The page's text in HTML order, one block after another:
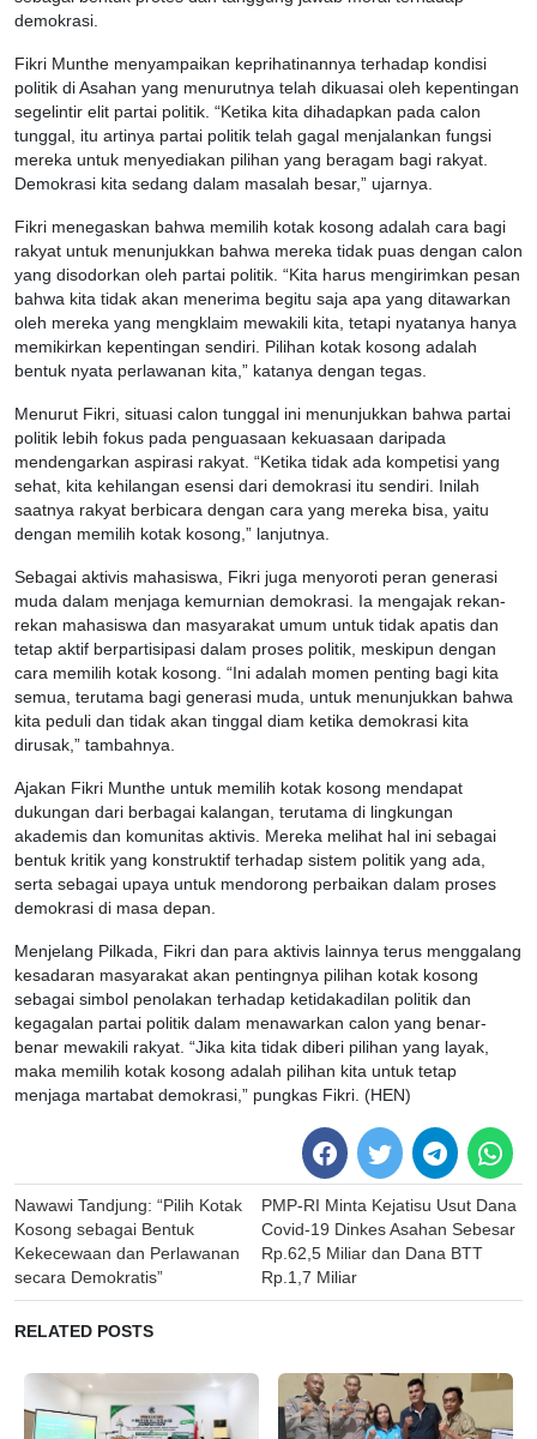
demokrasi.
Fikri Munthe menyampaikan keprihatinannya terhadap kondisi
politik di Asahan yang menurutnya telah dikuasai oleh kepentingan
segelintir elit partai politik. “Ketika kita dihadapkan pada calon
tunggal, itu artinya partai politik telah gagal menjalankan fungsi
mereka untuk menyediakan pilihan yang beragam bagi rakyat.
Demokrasi kita sedang dalam masalah besar,” ujarnya.
Fikri menegaskan bahwa memilih kotak kosong adalah cara bagi
rakyat untuk menunjukkan bahwa mereka tidak puas dengan calon
yang disodorkan oleh partai politik. “Kita harus mengirimkan pesan
bahwa kita tidak akan menerima begitu saja apa yang ditawarkan
oleh mereka yang mengklaim mewakili kita, tetapi nyatanya hanya
memikirkan kepentingan sendiri. Pilihan kotak kosong adalah
bentuk nyata perlawanan kita,” katanya dengan tegas.
Menurut Fikri, situasi calon tunggal ini menunjukkan bahwa partai
politik lebih fokus pada penguasaan kekuasaan daripada
mendengarkan aspirasi rakyat. “Ketika tidak ada kompetisi yang
sehat, kita kehilangan esensi dari demokrasi itu sendiri. Inilah
saatnya rakyat berbicara dengan cara yang mereka bisa, yaitu
dengan memilih kotak kosong,” lanjutnya.
Sebagai aktivis mahasiswa, Fikri juga menyoroti peran generasi
muda dalam menjaga kemurnian demokrasi. Ia mengajak rekan-
rekan mahasiswa dan masyarakat umum untuk tidak apatis dan
tetap aktif berpartisipasi dalam proses politik, meskipun dengan
cara memilih kotak kosong. “Ini adalah momen penting bagi kita
semua, terutama bagi generasi muda, untuk menunjukkan bahwa
kita peduli dan tidak akan tinggal diam ketika demokrasi kita
dirusak,” tambahnya.
Ajakan Fikri Munthe untuk memilih kotak kosong mendapat
dukungan dari berbagai kalangan, terutama di lingkungan
akademis dan komunitas aktivis. Mereka melihat hal ini sebagai
bentuk kritik yang konstruktif terhadap sistem politik yang ada,
serta sebagai upaya untuk mendorong perbaikan dalam proses
demokrasi di masa depan.
Menjelang Pilkada, Fikri dan para aktivis lainnya terus menggalang
kesadaran masyarakat akan pentingnya pilihan kotak kosong
sebagai simbol penolakan terhadap ketidakadilan politik dan
kegagalan partai politik dalam menawarkan calon yang benar-
benar mewakili rakyat. “Jika kita tidak diberi pilihan yang layak,
maka memilih kotak kosong adalah pilihan kita untuk tetap
menjaga martabat demokrasi,” pungkas Fikri. (HEN)
Post
navigation
Nawawi Tandjung: “Pilih Kotak
Kosong sebagai Bentuk
Kekecewaan dan Perlawanan
secara Demokratis”
PMP-RI Minta Kejatisu Usut Dana
Covid-19 Dinkes Asahan Sebesar
Rp.62,5 Miliar dan Dana BTT
Rp.1,7 Miliar
RELATED POSTS